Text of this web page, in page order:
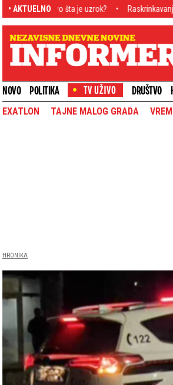
• AKTUELNO
evo šta je uzrok? Raskrinkavanje medijskih
NOVO POLITIKA DRUŠTVO
EXATLON TAJNE MALOG GRADA
HRONIKA